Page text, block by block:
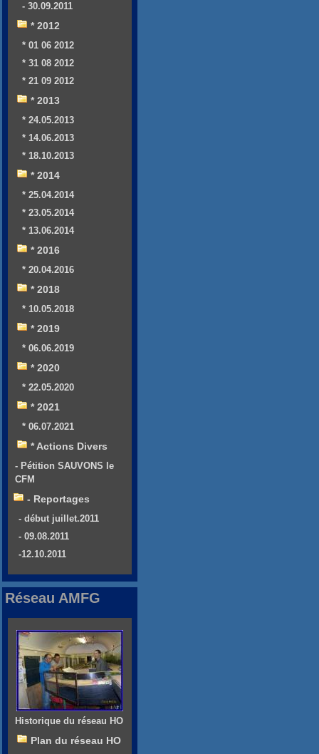
- 30.09.2011
* 2012
* 01 06 2012
* 31 08 2012
* 21 09 2012
* 2013
* 24.05.2013
* 14.06.2013
* 18.10.2013
* 2014
* 25.04.2014
* 23.05.2014
* 13.06.2014
* 2016
* 20.04.2016
* 2018
* 10.05.2018
* 2019
* 06.06.2019
* 2020
* 22.05.2020
* 2021
* 06.07.2021
* Actions Divers
- Pétition SAUVONS le
CFM
- Reportages
- début juillet.2011
- 09.08.2011
-12.10.2011
Réseau AMFG
Historique du réseau HO
Plan du réseau HO